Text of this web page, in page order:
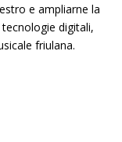
e ampliarne la
digitali,
friulana.